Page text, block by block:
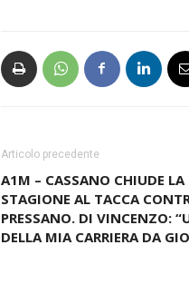
Articolo precedente
A1M – CASSANO CHIUDE LA
STAGIONE AL TACCA
PRESSANO. DI VINCENZO:
DELLA MIA CARRIERA DA